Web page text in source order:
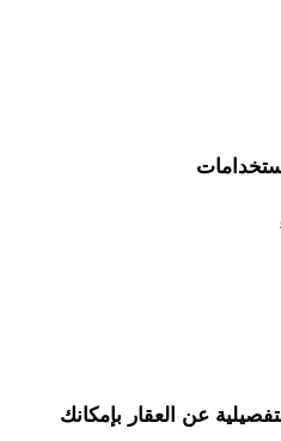
عن العقار بإمكانك